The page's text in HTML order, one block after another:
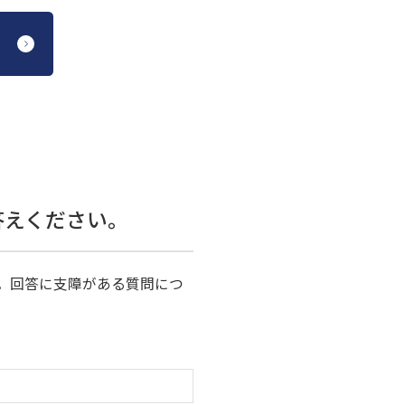
ください。
回答に支障がある質問につ